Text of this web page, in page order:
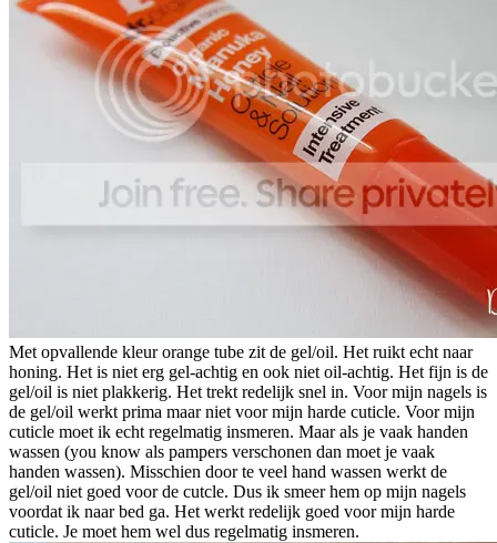
Met opvallende kleur orange tube zit de gel/oil. Het ruikt echt naar
honing. Het is niet erg gel-achtig en ook niet oil-achtig. Het fijn is de
gel/oil is niet plakkerig. Het trekt redelijk snel in. Voor mijn nagels is
de gel/oil werkt prima maar niet voor mijn harde cuticle. Voor mijn
cuticle moet ik echt regelmatig insmeren. Maar als je vaak handen
wassen (you know als pampers verschonen dan moet je vaak
handen wassen). Misschien door te veel hand wassen werkt de
gel/oil niet goed voor de cutcle. Dus ik smeer hem op mijn nagels
voordat ik naar bed ga. Het werkt redelijk goed voor mijn harde
cuticle. Je moet hem wel dus regelmatig insmeren.